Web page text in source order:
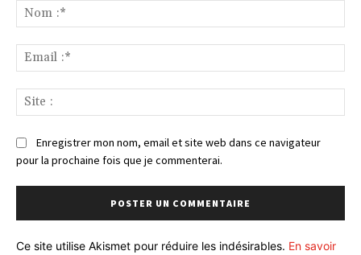
:*
:*
:
Enregistrer mon nom, email et site web dans ce navigateur
pour la prochaine fois que je commenterai.
Ce site utilise Akismet pour réduire les indésirables. En savoir